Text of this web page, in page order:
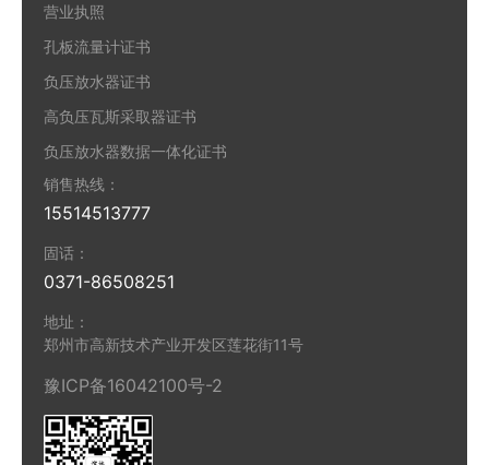
营业执照
孔板流量计证书
负压放水器证书
高负压瓦斯采取器证书
负压放水器数据一体化证书
销售热线：
15514513777
固话：
0371-86508251
地址：
郑州市高新技术产业开发区莲花街11号
豫ICP备16042100号-2